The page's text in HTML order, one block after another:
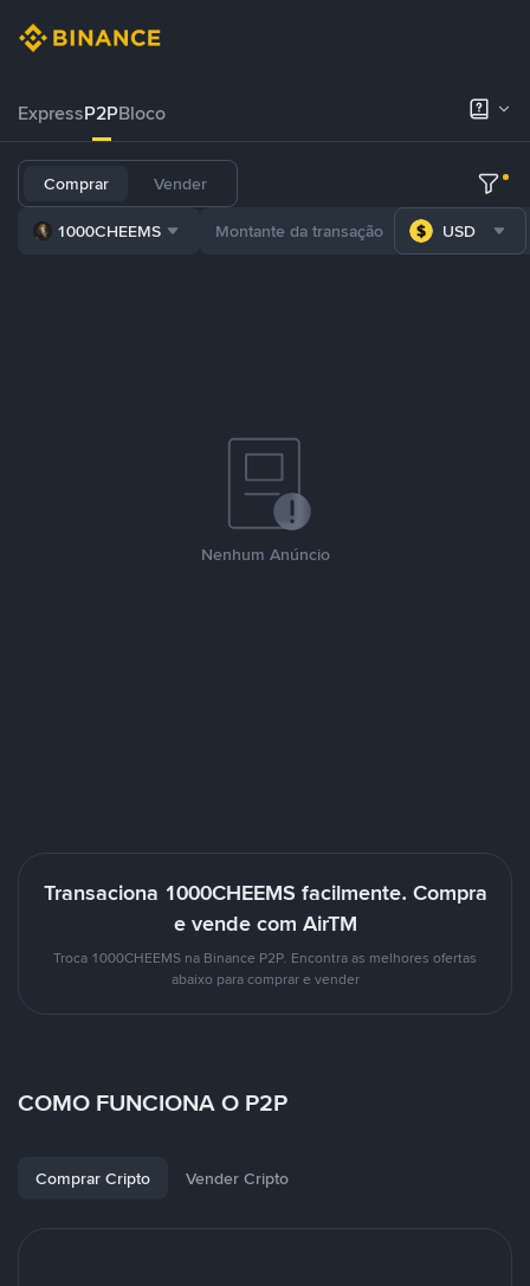
ExpressP2PBloco
Comprar Vender
1000CHEEMS USD
Nenhum Anúncio
Transaciona 1000CHEEMS facilmente. Compra
e vende com AirTM
Troca 1000CHEEMS na Binance P2P. Encontra as melhores ofertas
abaixo para comprar e vender
COMO FUNCIONA O P2P
Comprar Cripto Vender Cripto